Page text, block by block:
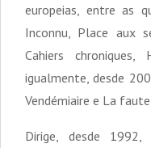
europeias, entre as
Inconnu, Place aux
Cahiers
igualmente, desde
Vendémiaire e La
Dirige, desde 1992,